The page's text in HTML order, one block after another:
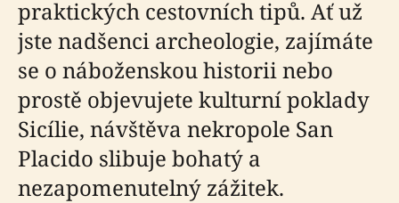
praktických cestovních tipů. Ať už
jste nadšenci archeologie, zajímáte
se o náboženskou historii nebo
prostě objevujete kulturní poklady
Sicílie, návštěva nekropole San
Placido slibuje bohatý a
nezapomenutelný zážitek.